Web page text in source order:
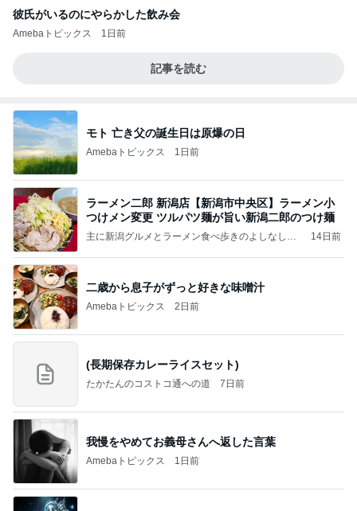
彼氏がいるのにやらかした飲み会
Amebaトピックス 1日前
記事を読む
モト 亡き父の誕生日は原爆の日
Amebaトピックス 1日前
ラーメン二郎 新潟店【新潟市中央区】ラーメン小
つけメン変更 ツルパツ麺が旨い新潟二郎のつけ麺
主に新潟グルメとラーメン食べ歩きのよしなしご
14日前
二歳から息子がずっと好きな味噌汁
Amebaトピックス 2日前
(長期保存カレーライスセット)
たかたんのコストコ通への道 7日前
我慢をやめてお義母さんへ返した言葉
Amebaトピックス 1日前